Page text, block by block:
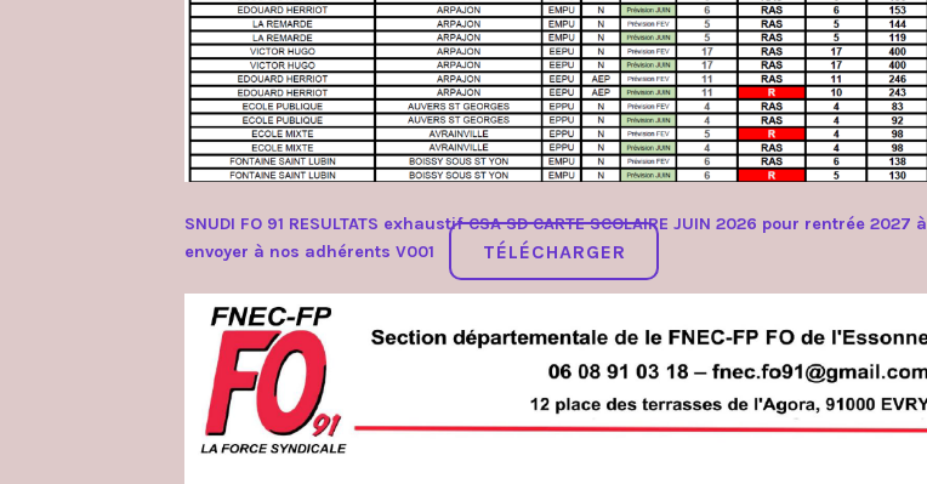
SNUDI FO 91 RESULTATS exhaustif CSA SD CARTE SCOLAIRE JUIN 2026 pour rentrée 2027 à
envoyer à nos adhérents V001
TÉLÉCHARGER